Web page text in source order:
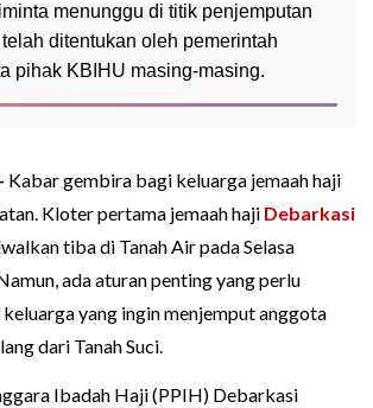
menunggu di titik penjemputan
ditentukan oleh pemerintah
pihak KBIHU masing-masing.
Kabar gembira bagi keluarga jemaah haji
Kloter pertama jemaah haji Debarkasi
tiba di Tanah Air pada Selasa
ada aturan penting yang perlu
yang ingin menjemput anggota
dari Tanah Suci.
Ibadah Haji (PPIH) Debarkasi